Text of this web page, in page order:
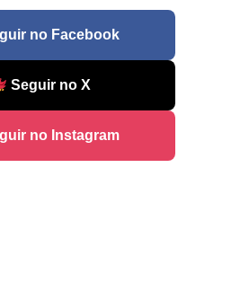
no Facebook
Seguir no X
no Instagram